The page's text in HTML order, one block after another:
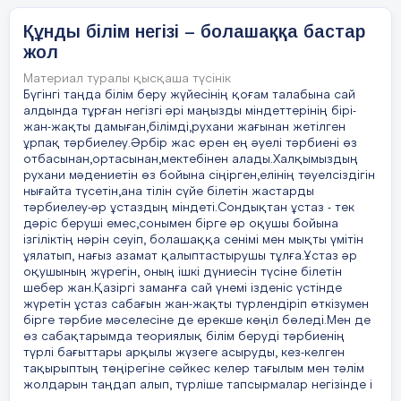
мектептің балаларға ең жоғары деңгейде шет
тілін оқып үйренуіне жағдай жасайтындай
дәрежеге қол жеткізуіміз міндет” - деп ерекше
атап көрсеткен.
Елбасымыздың «Үш тілділікті жүзеге асыру
бағдарламасы» бойынша қазіргі кезде еліміздегі
ұстаздар ағылшын тілін меңгеруде. Мен ағылшын
тілін мемлекеттік бағдарлама бойынша
«Professional Development Centre» компаниясынан
оқып, өз біліктілігмді шыңдап жатқаныма өте
қуаныштымын. Себебі, жас маман ретінде бұл
курстың маған үйреткені көп. Жас ұрпақты
бәсекеге қабілетті ұрпақ ретінде тәрбиелеп, білім
нәрімен сусындандыру үшін, болашаққа нық
сеніммен қарайтындай сенім беру үшін ұстаздың
жан-жақты білімі, тәжірибесі және заман
талабына сай үш тілді жетік меңгеруі керек. Егер
біз өз болашағымызды жарқын көргіміз келсе осы
жолдан таймай, мемлекеттің бізге берген әр
Құнды білім негізі – болашаққа бастар
жол
Материал туралы қысқаша түсінік
Бүгінгі таңда білім беру жүйесінің қоғам талабына сай
алдында тұрған негізгі әрі маңызды міндеттерінің бірі-
жан-жақты дамыған,білімді,рухани жағынан жетілген
ұрпақ тәрбиелеу.Әрбір жас өрен ең әуелі тәрбиені өз
отбасынан,ортасынан,мектебінен алады.Халқымыздың
рухани мәдениетін өз бойына сіңірген,елінің тәуелсіздігін
нығайта түсетін,ана тілін сүйе білетін жастарды
тәрбиелеу-әр ұстаздың міндеті.Сондықтан ұстаз - тек
дәріс беруші емес,сонымен бірге әр оқушы бойына
ізгіліктің нәрін сеуіп, болашаққа сенімі мен мықты үмітін
ұялатып, нағыз азамат қалыптастырушы тұлға.Ұстаз әр
оқушының жүрегін, оның ішкі дүниесін түсіне білетін
шебер жан.Қазіргі заманға сай үнемі ізденіс үстінде
жүретін ұстаз сабағын жан-жақты түрлендіріп өткізумен
бірге тәрбие мәселесіне де ерекше көңіл бөледі.Мен де
өз сабақтарымда теориялық білім беруді тәрбиенің
түрлі бағыттары арқылы жүзеге асыруды, кез-келген
тақырыптың төңірегіне сәйкес келер тағылым мен тәлім
жолдарын таңдап алып, түрліше тапсырмалар негізінде і